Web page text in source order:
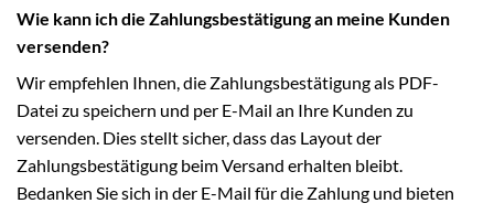
Wie kann ich die Zahlungsbestätigung an meine Kunden
versenden?
Wir empfehlen Ihnen, die Zahlungsbestätigung als PDF-
Datei zu speichern und per E-Mail an Ihre Kunden zu
versenden. Dies stellt sicher, dass das Layout der
Zahlungsbestätigung beim Versand erhalten bleibt.
Bedanken Sie sich in der E-Mail für die Zahlung und bieten